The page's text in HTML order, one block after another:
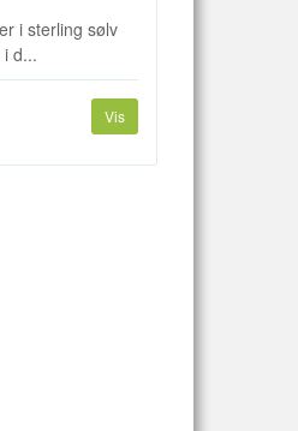
i sterling sølv
d...
Vis